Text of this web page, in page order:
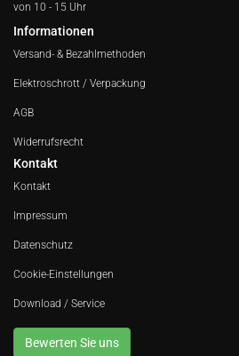
von 10 - 15 Uhr
Informationen
Versand- & Bezahlmethoden
Elektroschrott / Verpackung
AGB
Widerrufsrecht
Kontakt
Kontakt
Impressum
Datenschutz
Cookie-Einstellungen
Download / Service
Bewerten Sie uns